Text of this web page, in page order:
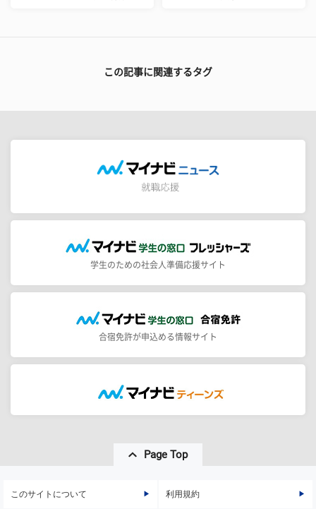
この記事に関連するタグ
学生のための社会人準備応援サイト
合宿免許が申込める情報サイト
Page Top
このサイトについて 利用規約